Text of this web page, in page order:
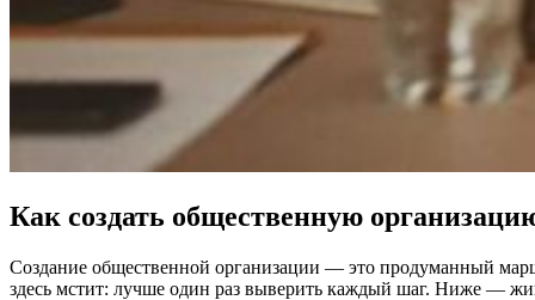
Как создать общественную
Создание общественной организации — это продуманный
здесь мстит: лучше один раз выверить каждый шаг. Ниже —